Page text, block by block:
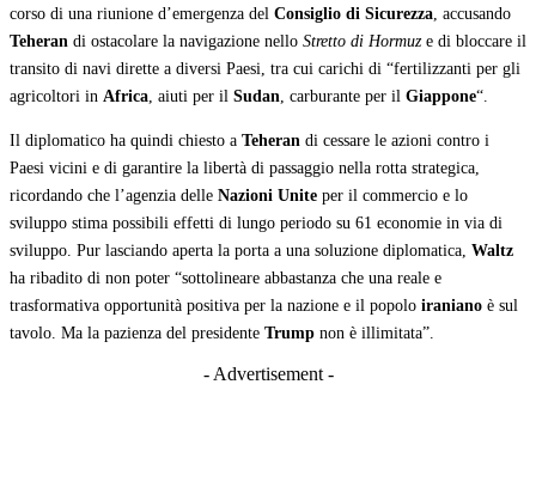
corso di una riunione d’emergenza del Consiglio di Sicurezza, accusando
Teheran di ostacolare la navigazione nello Stretto di Hormuze di bloccare il
transito di navi dirette a diversi Paesi, tra cui carichi di “fertilizzanti per gli
agricoltori in Africa, aiuti per il Sudan, carburante per il Giappone“.
Il diplomatico ha quindi chiesto a Teheran di cessare le azioni contro i
Paesi vicini e di garantire la libertà di passaggio nella rotta strategica,
ricordando che l’agenzia delle Nazioni Unite per il commercio e lo
sviluppo stima possibili effetti di lungo periodo su 61 economie in via di
sviluppo. Pur lasciando aperta la porta a una soluzione diplomatica, Waltz
ha ribadito di non poter “sottolineare abbastanza che una reale e
trasformativa opportunità positiva per la nazione e il popolo iraniano è sul
tavolo. Ma la pazienza del presidente Trump non è illimitata”.
- Advertisement -